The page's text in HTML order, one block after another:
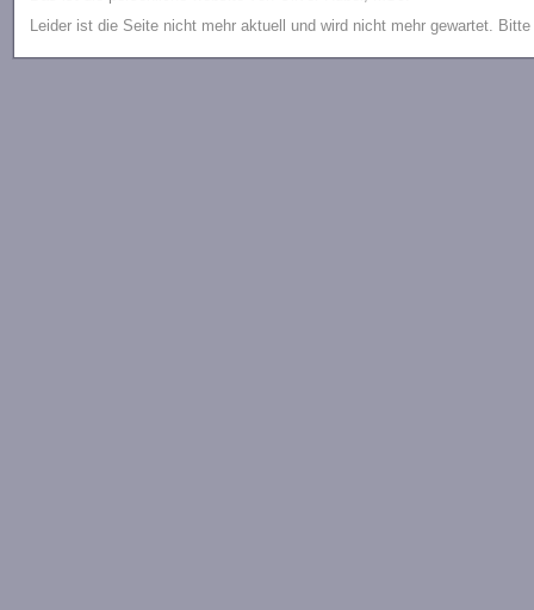
Leider ist die Seite nicht mehr aktuell und wird nicht mehr gewartet.